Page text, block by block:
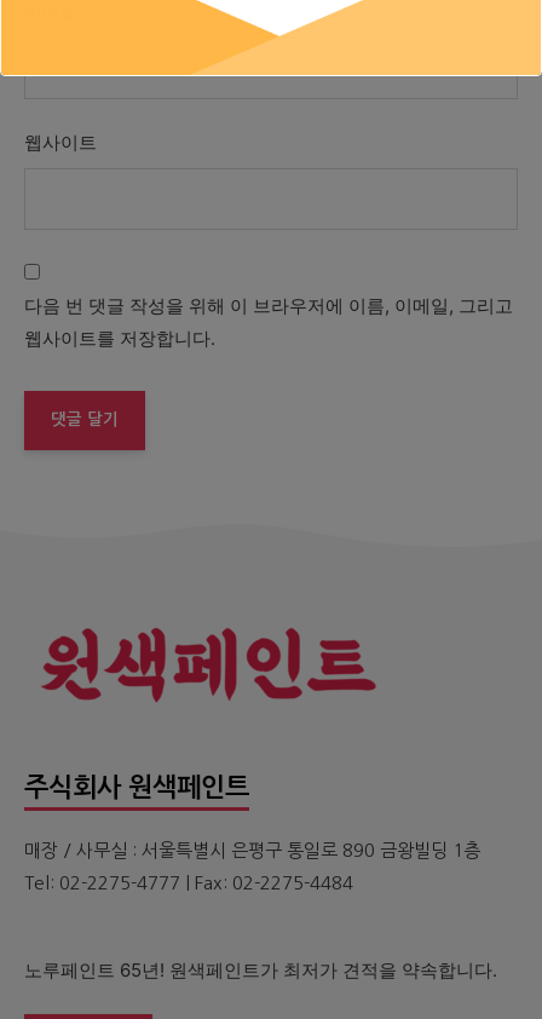
웹사이트
다음 번 댓글 작성을 위해 이 브라우저에 이름, 이메일, 그리고
웹사이트를 저장합니다.
주식회사 원색페인트
매장 / 사무실 : 서울특별시 은평구 통일로 890 금왕빌딩 1층
Tel: 02-2275-4777 | Fax: 02-2275-4484
노루페인트 65년! 원색페인트가 최저가 견적을 약속합니다.